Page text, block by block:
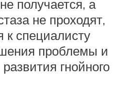
получается, а
не проходят,
к специалисту
проблемы и
гнойного